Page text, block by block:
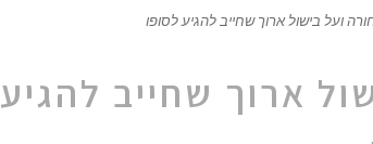
ועל בישול ארוך שחייב להגיע לסופו
ארוך שחייב להגיע